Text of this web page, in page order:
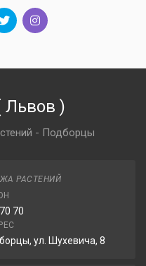
Львов )
- Подборцы
РАСТЕНИЙ
70
ул. Шухевича, 8